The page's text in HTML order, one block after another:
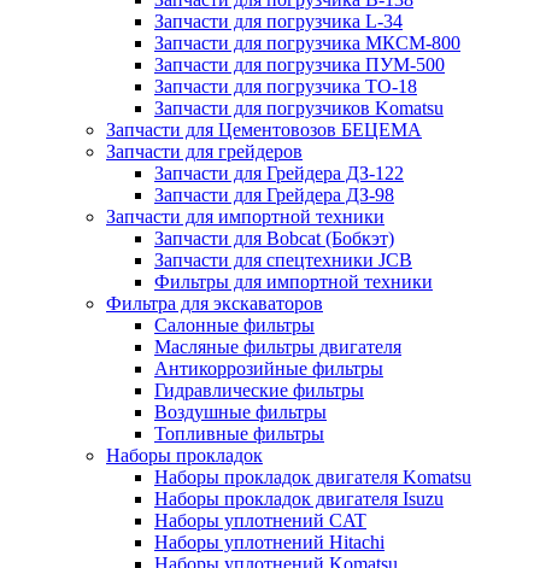
Запчасти для погрузчика L-34
Запчасти для погрузчика МКСМ-800
Запчасти для погрузчика ПУМ-500
Запчасти для погрузчика ТО-18
Запчасти для погрузчиков Komatsu
Запчасти для Цементовозов БЕЦЕМА
Запчасти для грейдеров
Запчасти для Грейдера ДЗ-122
Запчасти для Грейдера ДЗ-98
Запчасти для импортной техники
Запчасти для Bobcat (Бобкэт)
Запчасти для спецтехники JCB
Фильтры для импортной техники
Фильтра для экскаваторов
Салонные фильтры
Масляные фильтры двигателя
Антикоррозийные фильтры
Гидравлические фильтры
Воздушные фильтры
Топливные фильтры
Наборы прокладок
Наборы прокладок двигателя Komatsu
Наборы прокладок двигателя Isuzu
Наборы уплотнений CAT
Наборы уплотнений Hitachi
Наборы уплотнений Komatsu